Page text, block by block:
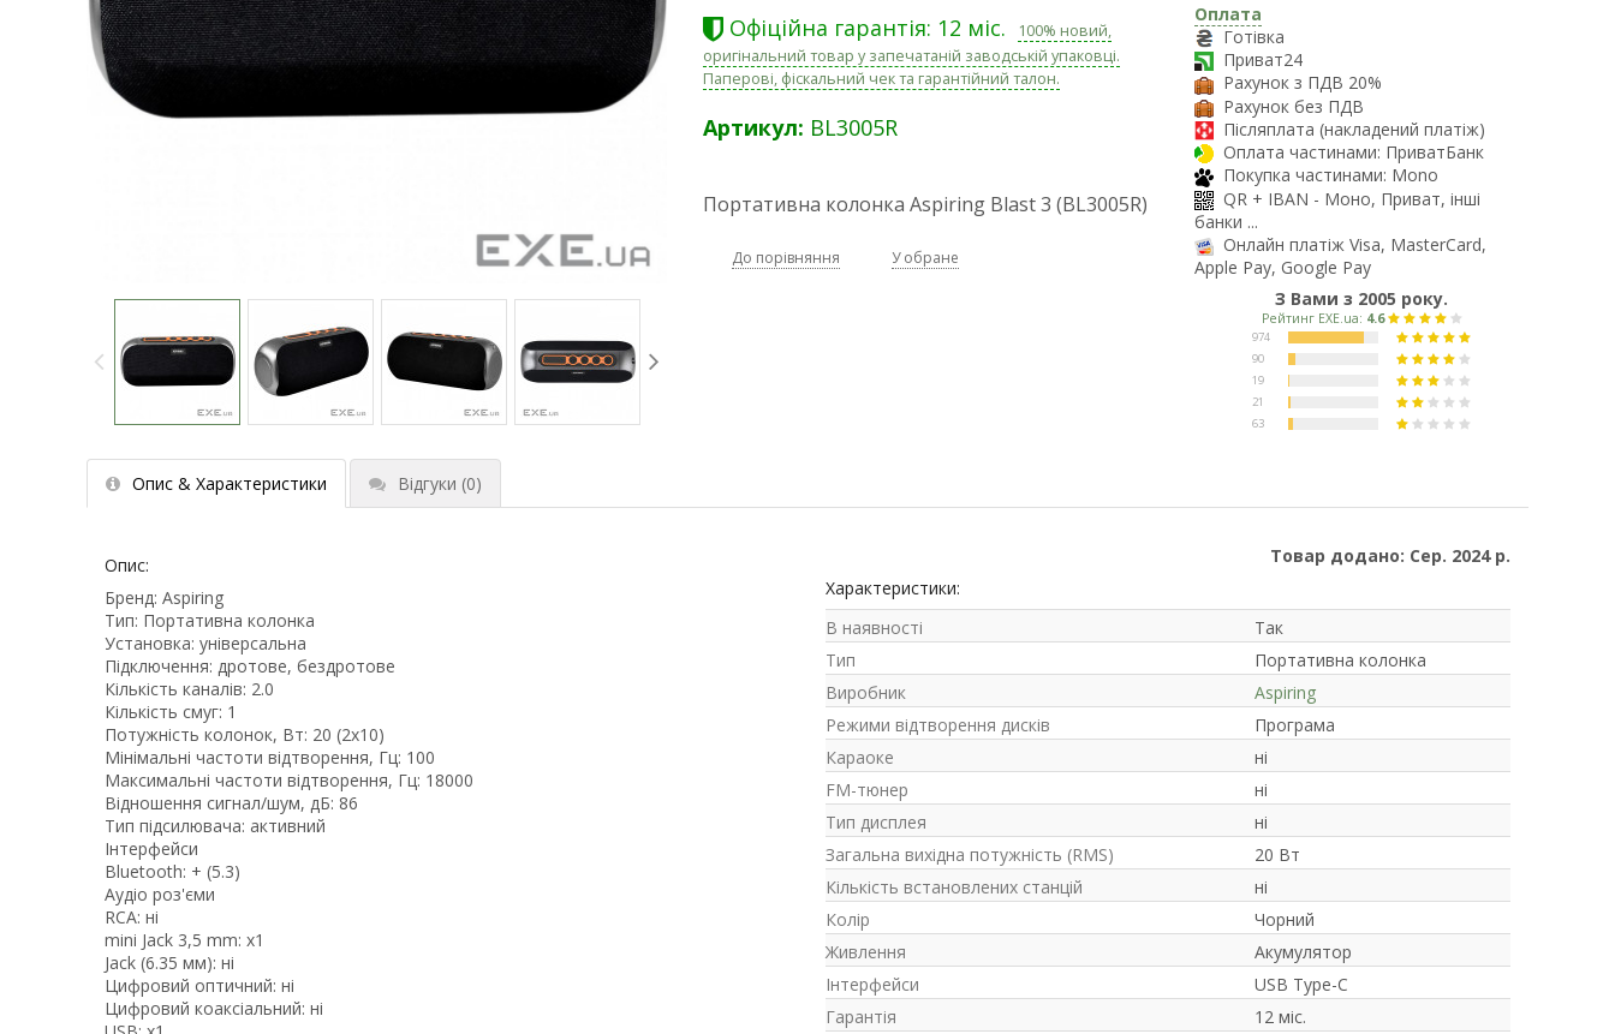
Офіційна гарантія: 12 міс.
100% новий,
оригінальний товар у запечатаній заводській упаковці.
Паперові, фіскальний чек та гарантійний талон.
Артикул: BL3005R
Портативна колонка Aspiring Blast 3 (BL3005R)
До порівняння У обране
Оплата
Готівка
Приват24
Рахунок з ПДВ 20%
Рахунок без ПДВ
Післяплата (накладений платіж)
Оплата частинами: ПриватБанк
Покупка частинами: Mono
QR + IBAN - Моно, Приват, інші
банки ...
Онлайн платіж Visa, MasterCard,
Apple Pay, Google Pay
З Вами з 2005 року.
Опис & Характеристики Відгуки (0)
Опис:
Бренд: Aspiring
Тип: Портативна колонка
Установка: універсальна
Підключення: дротове, бездротове
Кількість каналів: 2.0
Кількість смуг: 1
Потужність колонок, Вт: 20 (2х10)
Мінімальні частоти відтворення, Гц: 100
Максимальні частоти відтворення, Гц: 18000
Відношення сигнал/шум, дБ: 86
Тип підсилювача: активний
Інтерфейси
Bluetooth: + (5.3)
Аудіо роз'єми
RCA: ні
mini Jack 3,5 mm: х1
Jack (6.35 мм): ні
Цифровий оптичний: ні
Цифровий коаксіальний: ні
Товар додано: Сер. 2024 р.
Характеристики:
В наявності
Так
Тип
Портативна колонка
Виробник
Aspiring
Режими відтворення дисків
Програма
Караоке
ні
FM-тюнер
ні
Тип дисплея
ні
Загальна вихідна потужність (RMS)
20 Вт
Кількість встановлених станцій
ні
Колір
Чорний
Живлення
Акумулятор
Інтерфейси
USB Type-C
Гарантія
12 міс.